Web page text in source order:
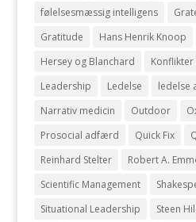
følelsesmæssig intelligens
Gratitude
Hans Henrik Knoop
Hersey og Blanchard
Konflikter
Leadership
Ledelse ledelse
Narrativ medicin
Outdoor
Prosocial adfærd
Quick Fix
Reinhard Stelter
Robert A.
Scientific Management
Situational Leadership
Steen